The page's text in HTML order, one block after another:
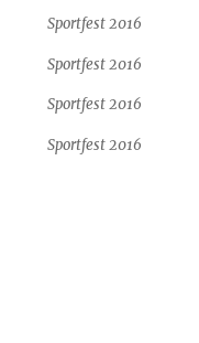
Sportfest 2016
Sportfest 2016
Sportfest 2016
Sportfest 2016